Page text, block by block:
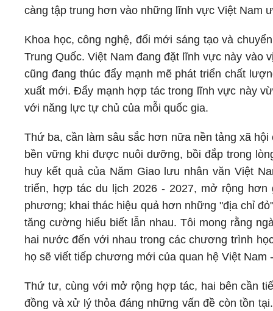
càng tập trung hơn vào những lĩnh vực Việt Nam
Khoa học, công nghệ, đổi mới sáng tạo và
Trung Quốc. Việt Nam đang đặt lĩnh vực này vào
cũng đang thúc đẩy mạnh mẽ phát triển chất
xuất mới. Đẩy mạnh hợp tác trong lĩnh vực này
với năng lực tự chủ của mỗi quốc gia.
Thứ ba, cần làm sâu sắc hơn nữa nền tảng xã
bền vững khi được nuôi dưỡng, bồi đắp trong
huy kết quả của Năm Giao lưu nhân văn Việt
triển, hợp tác du lịch 2026 - 2027, mở rộng
phương; khai thác hiệu quả hơn những "địa chỉ
tăng cường hiểu biết lẫn nhau. Tôi mong rằng
hai nước đến với nhau trong các chương trình
họ sẽ viết tiếp chương mới của quan hệ Việt Nam
Thứ tư, cùng với mở rộng hợp tác, hai bên cần
đồng và xử lý thỏa đáng những vấn đề còn tồn